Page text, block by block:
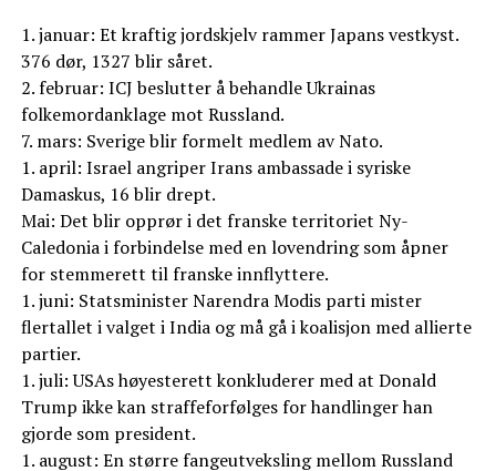
1. januar: Et kraftig jordskjelv rammer Japans vestkyst.
376 dør, 1327 blir såret.
2. februar: ICJ beslutter å behandle Ukrainas
folkemordanklage mot Russland.
7. mars: Sverige blir formelt medlem av Nato.
1. april: Israel angriper Irans ambassade i syriske
Damaskus, 16 blir drept.
Mai: Det blir opprør i det franske territoriet Ny-
Caledonia i forbindelse med en lovendring som åpner
for stemmerett til franske innflyttere.
1. juni: Statsminister Narendra Modis parti mister
flertallet i valget i India og må gå i koalisjon med allierte
partier.
1. juli: USAs høyesterett konkluderer med at Donald
Trump ikke kan straffeforfølges for handlinger han
gjorde som president.
1. august: En større fangeutveksling mellom Russland